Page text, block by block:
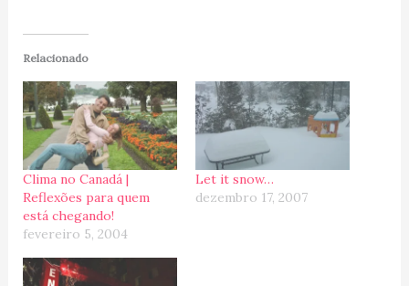
Relacionado
Clima no Canadá |
Reflexões para quem
está chegando!
fevereiro 5, 2004
Let it snow…
dezembro 17, 2007